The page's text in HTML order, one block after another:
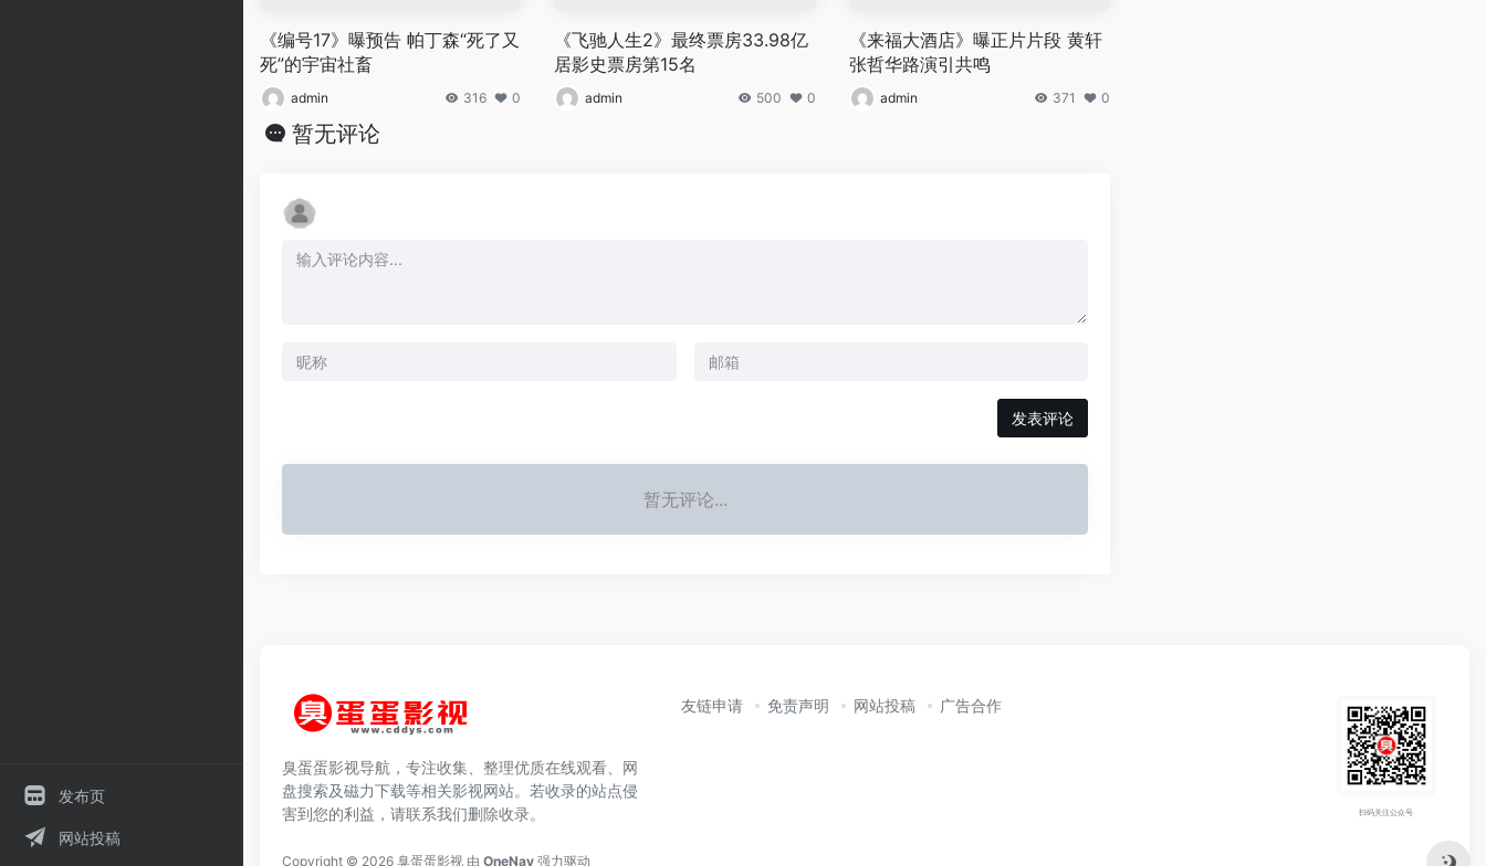
发布页
网站投稿
《编号17》曝预告 帕丁森“死了又
死”的宇宙社畜
admin 316 0
《飞驰人生2》最终票房33.98亿
居影史票房第15名
admin 500 0
《来福大酒店》曝正片片段 黄轩
张哲华路演引共鸣
admin 371 0
暂无评论
发表评论
暂无评论...
臭蛋蛋影视导航，专注收集、整理优质在线观看、网
盘搜索及磁力下载等相关影视网站。若收录的站点侵
害到您的利益，请联系我们删除收录。
友链申请 免责声明 网站投稿 广告合作
扫码关注公众号
Copyright © 2026 臭蛋蛋影视 由 OneNav 强力驱动